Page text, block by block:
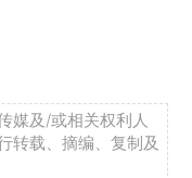
媒及/或相关权利人
转载、摘编、复制及